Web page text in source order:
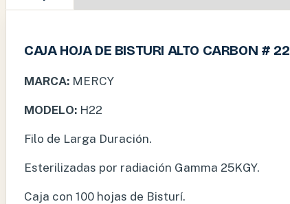
CAJA HOJA DE BISTURI ALTO CARBON # 22
MARCA: MERCY
MODELO: H22
Filo de Larga Duración.
Esterilizadas por radiación Gamma 25KGY.
Caja con 100 hojas de Bisturí.